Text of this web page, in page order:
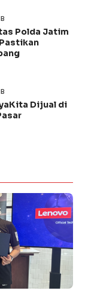
Polda Jatim
Dijual di